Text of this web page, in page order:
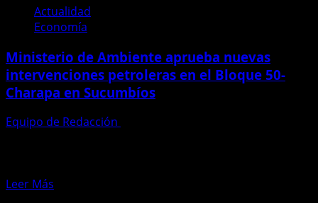
Actualidad
Economía
Ministerio de Ambiente aprueba nuevas
intervenciones petroleras en el Bloque 50-
Charapa en Sucumbíos
Equipo de Redacción
Leer Más